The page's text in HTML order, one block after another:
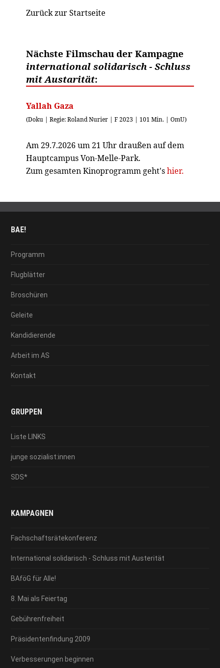
Zurück zur Startseite
Nächste Filmschau der Kampagne
international solidarisch - Schluss
mit Austarität:
Yallah Gaza
(Doku | Regie: Roland Nurier | F 2023 | 101 Min. | OmU)
Am 29.7.2026 um 21 Uhr draußen auf dem
Hauptcampus Von-Melle-Park.
Zum gesamten Kinoprogramm geht'shier.
BAE!
Programm
Flugblätter
Broschüren
Geleite
Kandidierende
Arbeit im AS
Kontakt
GRUPPEN
Liste LINKS
junge sozialist:innen
SDS*
KAMPAGNEN
Fachschaftsrätekonferenz
International solidarisch - Schluss mit Austerität
BAföG für Alle!
8. Mai als Feiertag
Gebührenfreiheit
Präsidentenfindung 2009
Verbesserungen beginnen